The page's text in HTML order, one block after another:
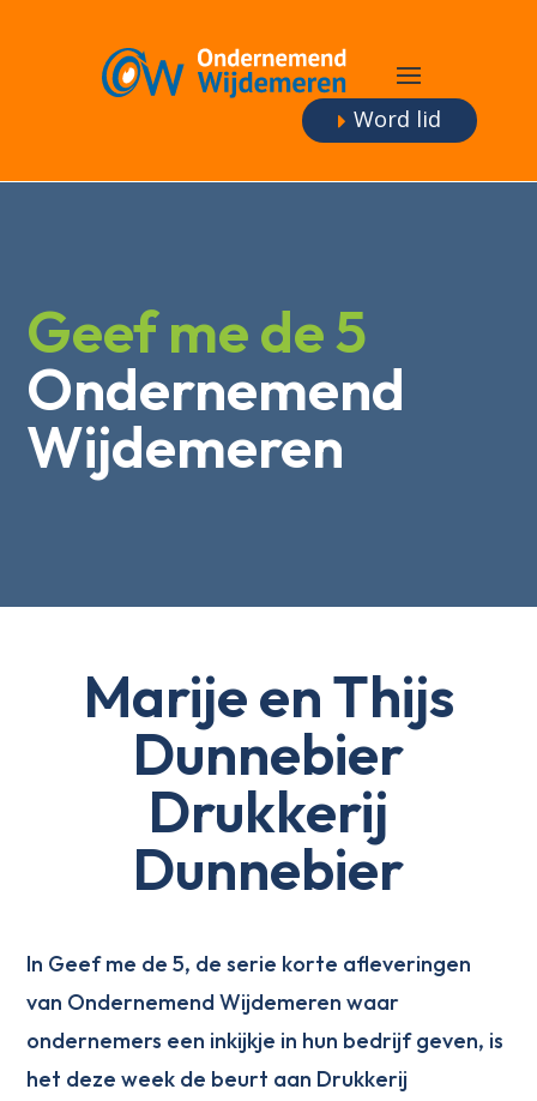
Word lid
Geef me de 5
Ondernemend
Wijdemeren
Marije en Thijs
Dunnebier
Drukkerij
Dunnebier
In Geef me de 5, de serie korte afleveringen
van Ondernemend Wijdemeren waar
ondernemers een inkijkje in hun bedrijf geven, is
het deze week de beurt aan Drukkerij